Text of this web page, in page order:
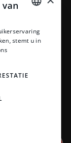
DUTCH
stemt u in